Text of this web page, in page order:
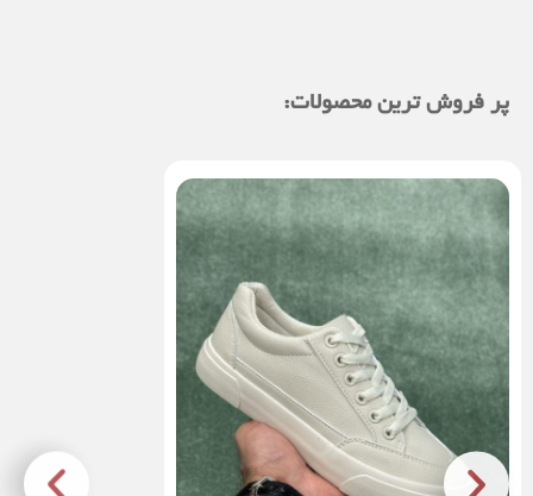
پر فروش ترین محصولات: